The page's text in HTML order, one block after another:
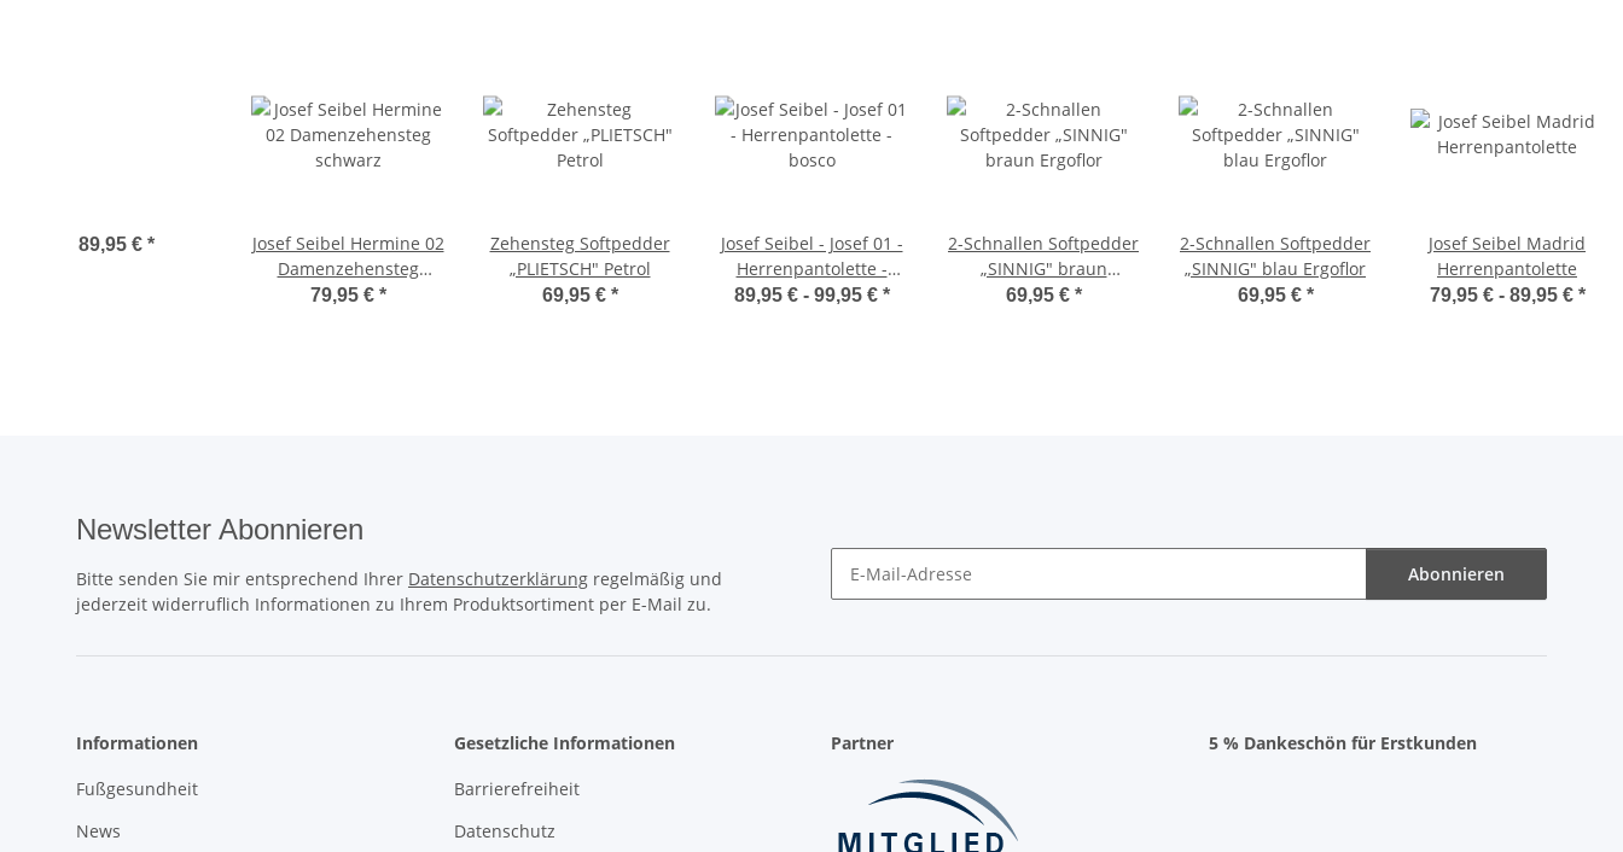
89,95 € *
Josef Seibel Hermine 02
Damenzehensteg
schwarz
79,95 € *
Zehensteg Softpedder
„PLIETSCH" Petrol
69,95 € *
Josef Seibel - Josef 01 -
Herrenpantolette -
bosco
89,95 € - 99,95 € *
2-Schnallen Softpedder
„SINNIG" braun
Ergoflor
69,95 € *
2-Schnallen Softpedder
„SINNIG" blau Ergoflor
69,95 € *
Josef Seibel Madrid
Herrenpantolette
79,95 € - 89,95 € *
Newsletter Abonnieren
Bitte senden Sie mir entsprechend Ihrer Datenschutzerklärung regelmäßig und
jederzeit widerruflich Informationen zu Ihrem Produktsortiment per E-Mail zu.
Abonnieren
Informationen
Fußgesundheit
News
Gesetzliche Informationen
Barrierefreiheit
Datenschutz
Partner 5 % Dankeschön für Erstkunden